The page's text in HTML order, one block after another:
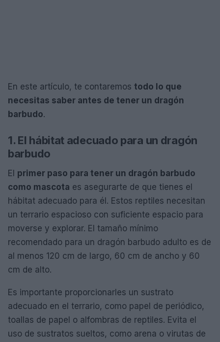
En este artículo, te contaremos todo lo que
necesitas saber antes de tener un dragón
barbudo.
1. El hábitat adecuado para un dragón
barbudo
El primer paso para tener un dragón barbudo
como mascota es asegurarte de que tienes el
hábitat adecuado para él. Estos reptiles necesitan
un terrario espacioso con suficiente espacio para
moverse y explorar. El tamaño mínimo
recomendado para un dragón barbudo adulto es de
al menos 120 cm de largo, 60 cm de ancho y 60
cm de alto.
Es importante proporcionarles un sustrato
adecuado en el terrario, como papel de periódico,
toallas de papel o alfombras de reptiles. Evita el
uso de sustratos sueltos, como arena o virutas de